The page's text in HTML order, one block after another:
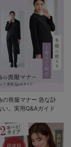
の喪服マナー 急な訃
い。実用Q&Aガイド